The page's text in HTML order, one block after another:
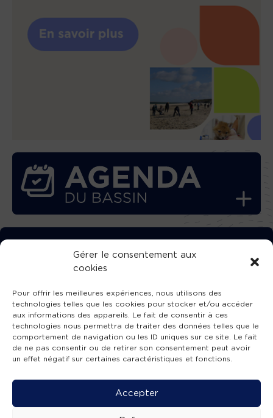
Gérer le consentement aux
cookies
Pour offrir les meilleures expériences, nous utilisons des
technologies telles que les cookies pour stocker et/ou accéder
aux informations des appareils. Le fait de consentir à ces
technologies nous permettra de traiter des données telles que le
comportement de navigation ou les ID uniques sur ce site. Le fait
de ne pas consentir ou de retirer son consentement peut avoir
un effet négatif sur certaines caractéristiques et fonctions.
Accepter
TÉLÉCHARGEZ GRATUITEMENT
L’APPLICATION TVBA !
SUIVEZ-NOUS !
Mentions légales -Accessibilité